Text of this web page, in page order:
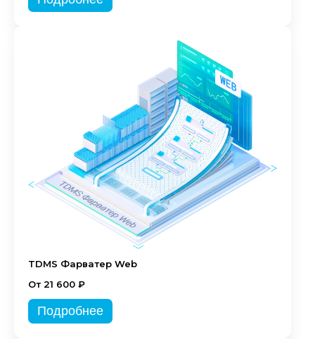
TDMS Фарватер Web
От 21 600 ₽
Подробнее